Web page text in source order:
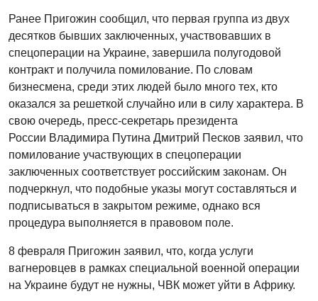
Ранее Пригожин сообщил, что первая группа из двух
десятков бывших заключенных, участвовавших в
спецоперации на Украине, завершила полугодовой
контракт и получила помилование. По словам
бизнесмена, среди этих людей было много тех, кто
оказался за решеткой случайно или в силу характера. В
свою очередь, пресс-секретарь президента
России Владимира Путина Дмитрий Песков заявил, что
помилование участвующих в спецоперации
заключенных соответствует российским законам. Он
подчеркнул, что подобные указы могут составляться и
подписываться в закрытом режиме, однако вся
процедура выполняется в правовом поле.
8 февраля Пригожин заявил, что, когда услуги
вагнеровцев в рамках специальной военной операции
на Украине будут не нужны, ЧВК может уйти в Африку.